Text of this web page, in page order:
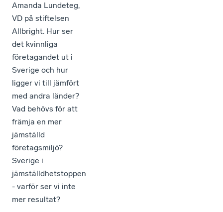
Amanda Lundeteg,
VD på stiftelsen
Allbright. Hur ser
det kvinnliga
företagandet ut i
Sverige och hur
ligger vi till jämfört
med andra länder?
Vad behövs för att
främja en mer
jämställd
företagsmiljö?
Sverige i
jämställdhetstoppen
- varför ser vi inte
mer resultat?